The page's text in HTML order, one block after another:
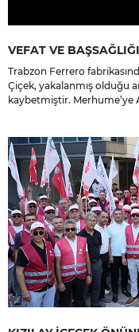
VEFAT VE BAŞSAĞLIĞI
Trabzon Ferrero
Çiçek, yakalanmış olduğu
kaybetmiştir. Merhume’ye